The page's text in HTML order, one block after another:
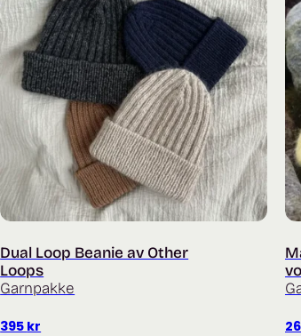
Dual Loop Beanie av Other
Loops
Garnpakke
395 kr